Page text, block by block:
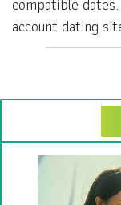
account dating